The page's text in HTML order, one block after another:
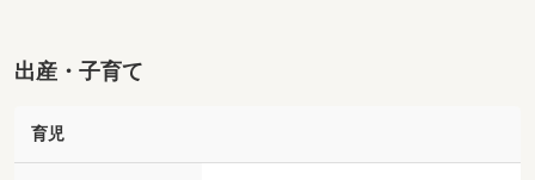
出産・子育て
育児